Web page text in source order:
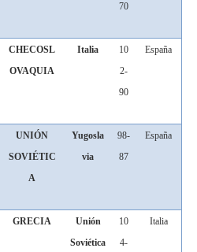
70
CHECOSL
OVAQUIA
Italia
10
2-
90
España
UNIÓN
SOVIÉTIC
A
Yugosla
via
98-
87
España
GRECIA
Unión
Soviética
10
4-
Italia